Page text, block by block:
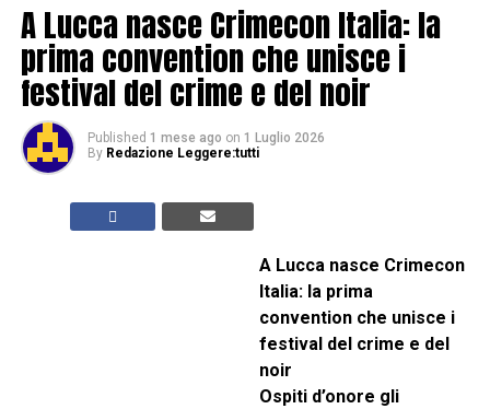
A Lucca nasce Crimecon Italia: la
prima convention che unisce i
festival del crime e del noir
Published 1 mese ago on 1 Luglio 2026
By Redazione Leggere:tutti
A Lucca nasce Crimecon
Italia: la prima
convention che unisce i
festival del crime e del
noir
Ospiti d’onore gli